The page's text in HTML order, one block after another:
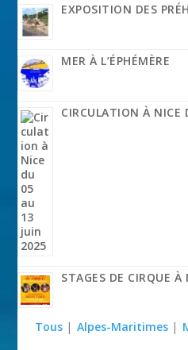
EXPOSITION DES
MER À L’ÉPHÉMÈRE
CIRCULATION À
STAGES DE CIRQUE
Tous | Alpes-Maritimes |